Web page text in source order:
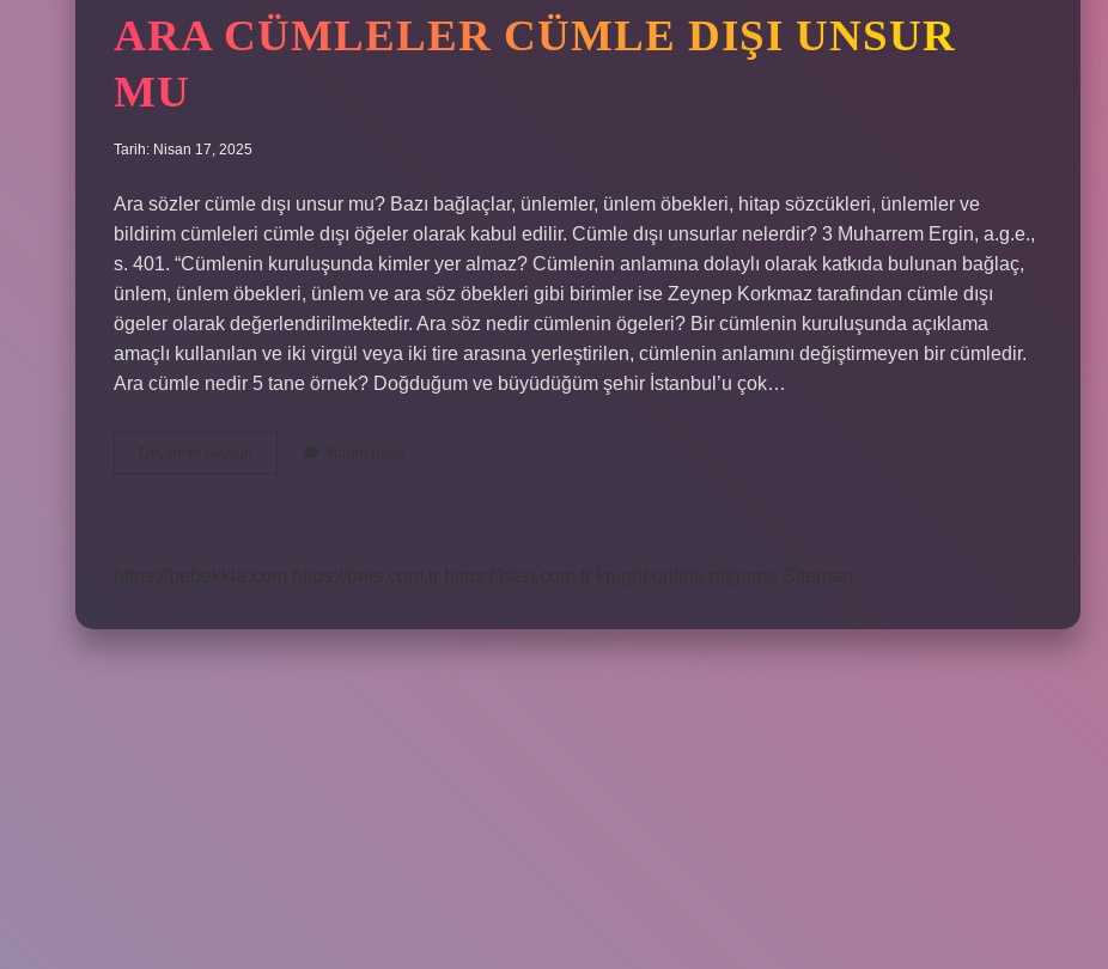
ARA CÜMLELER CÜMLE DIŞI UNSUR
MU
Tarih: Nisan 17, 2025
Ara sözler cümle dışı unsur mu? Bazı bağlaçlar, ünlemler, ünlem öbekleri, hitap sözcükleri, ünlemler ve
bildirim cümleleri cümle dışı öğeler olarak kabul edilir. Cümle dışı unsurlar nelerdir? 3 Muharrem Ergin, a.g.e.,
s. 401. “Cümlenin kuruluşunda kimler yer almaz? Cümlenin anlamına dolaylı olarak katkıda bulunan bağlaç,
ünlem, ünlem öbekleri, ünlem ve ara söz öbekleri gibi birimler ise Zeynep Korkmaz tarafından cümle dışı
ögeler olarak değerlendirilmektedir. Ara söz nedir cümlenin ögeleri? Bir cümlenin kuruluşunda açıklama
amaçlı kullanılan ve iki virgül veya iki tire arasına yerleştirilen, cümlenin anlamını değiştirmeyen bir cümledir.
Ara cümle nedir 5 tane örnek? Doğduğum ve büyüdüğüm şehir İstanbul’u çok…